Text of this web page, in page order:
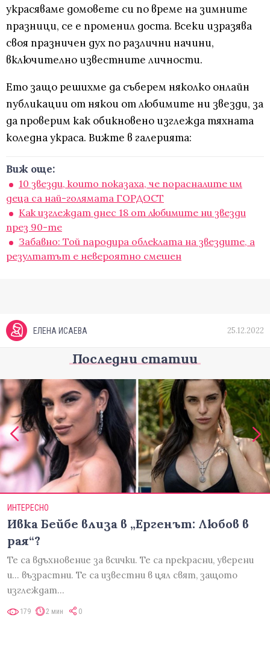
украсяваме домовете си по време на зимните
празници, се е променил доста. Всеки изразява
своя празничен дух по различни начини,
включително известните личности.
Ето защо решихме да съберем няколко онлайн
публикации от някои от любимите ни звезди, за
да проверим как обикновено изглежда тяхната
коледна украса. Вижте в галерията:
Виж още:
10 звезди, които показаха, че порасналите им
деца са най-голямата ГОРДОСТ
Как изглеждат днес 18 от любимите ни звезди
през 90-те
Забавно: Той пародира облеклата на звездите, а
резултатът е невероятно смешен
ЕЛЕНА ИСАЕВА 25.12.2022
Последни статии
ИНТЕРЕСНО
Ивка Бейбе влиза в „Ергенът: Любов в
рая“?
Те са вдъхновение за всички. Те са прекрасни, уверени
и... възрастни. Те са известни в цял свят, защото
изглеждат…
179 2 мин 0